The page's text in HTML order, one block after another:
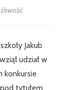
Jakub
udział w
konkursie
tytułem